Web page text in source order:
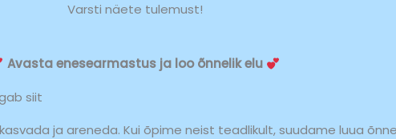
Varsti näete tulemust!
Avasta enesearmastus ja loo õnnelik elu
siit
ja areneda. Kui õpime neist teadlikult, suudame luua